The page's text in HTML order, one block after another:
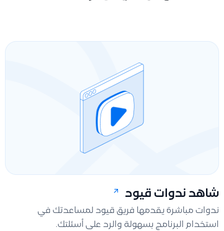
شاهد ندوات قيود
ندوات مباشرة يقدمها فريق قيود لمساعدتك في
استخدام البرنامج بسهولة والرد على أسئلتك.